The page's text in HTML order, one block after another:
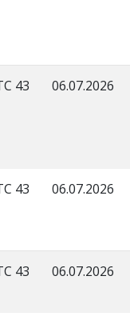
43 06.07.2026
43 06.07.2026
43 06.07.2026